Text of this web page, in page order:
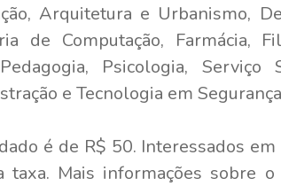
Arquitetura e Urbanismo,
de Computação, Farmácia,
Psicologia,
e Tecnologia em
é de R$ 50. Interessados
Mais informações sobre